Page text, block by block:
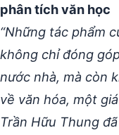
phân tích văn học
“Những tác phẩm
không chỉ đóng
nước nhà, mà còn
về văn hóa, một
Trần Hữu Thung